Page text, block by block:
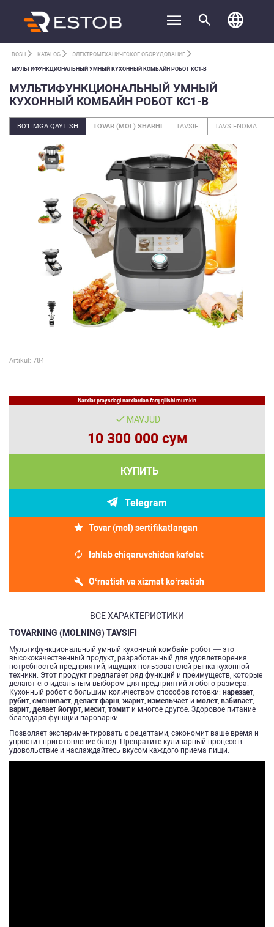
BOSH KATALOG ЭЛЕКТРОМЕХАНИЧЕСКОЕ ОБОРУДОВАНИЕ
МУЛЬТИФУНКЦИОНАЛЬНЫЙ УМНЫЙ КУХОННЫЙ КОМБАЙН РОБОТ KC1-B
МУЛЬТИФУНКЦИОНАЛЬНЫЙ УМНЫЙ
КУХОННЫЙ КОМБАЙН РОБОТ KC1-B
BO‘LIMGA QAYTISH TOVAR (MOL) SHARHI TAVSIFI TAVSIFNOMA
Artikul: 784
Narxlar praysdagi narxlardan farq qilishi mumkin
MAVJUD
10 300 000 сум
КУПИТЬ
Telegram
Tovar (mol) sertifikatlangan
Ishlab chiqaruvchidan kafolat
O‘rnatish va xizmat ko‘rsatish
ВСЕ ХАРАКТЕРИСТИКИ
TOVARNING (MOLNING) TAVSIFI
Мультифункциональный умный кухонный комбайн робот — это
высококачественный продукт, разработанный для удовлетворения
потребностей предприятий, ищущих пользователей рынка кухонной
техники. Этот продукт предлагает ряд функций и преимуществ, которые
делают его идеальным выбором для предприятий любого размера.
Кухонный робот с большим количеством способов готовки: нарезает
рубит смешивает делает фарш жарит измельчает и молет взбивает
варит делает йогурт месит томит и многое другое. Здоровое питание
благодаря функции пароварки.
Позволяет экспериментировать с рецептами, сэкономит ваше время и
упростит приготовление блюд. Превратите кулинарный процесс в
удовольствие и наслаждайтесь вкусом каждого приема пищи.